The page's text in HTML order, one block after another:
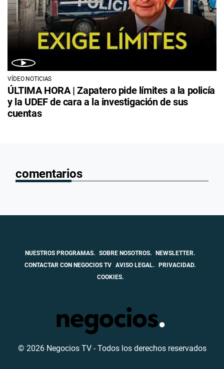
VÍDEO NOTICIAS
ÚLTIMA HORA | Zapatero pide límites a la policía
y la UDEF de cara a la investigación de sus
cuentas
comentarios
NUESTROS PROGRAMAS. SOBRE NOSOTROS.
NEWSLETTER.
CONTACTAR CON NEGOCIOS TV AVISO LEGAL.
PRIVACIDAD.
COOKIES.
© 2026 Negocios TV - Todos los derechos reservados